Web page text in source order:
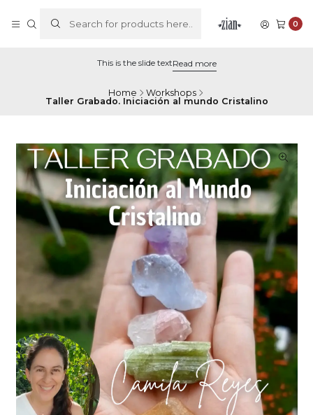
0
This is the slide textRead more
Home
Workshops
Taller Grabado. Iniciación al mundo Cristalino